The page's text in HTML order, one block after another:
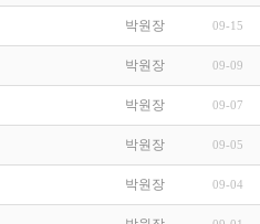
박원장 09-15
박원장 09-09
박원장 09-07
박원장 09-05
박원장 09-04